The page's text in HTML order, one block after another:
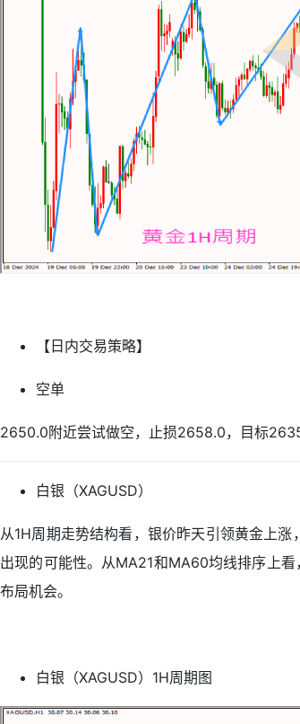
【日内交易策略】
空单
2650.0附近尝试做空，止损2658.0，目标
白银（XAGUSD）
从1H周期走势结构看，银价昨天引领黄金上
出现的可能性。从MA21和MA60均线排序上
布局机会。
白银（XAGUSD）1H周期图